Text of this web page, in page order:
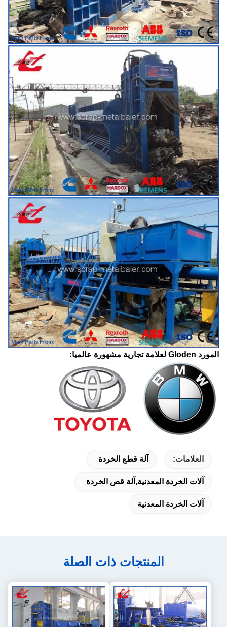
المورد Gloden لعلامة تجارية مشهورة عالميا:
العلامات: آلة قطع الخردة
آلات الخردة المعدنية,آلة قص الخردة
آلات الخردة المعدنية
المنتجات ذات الصلة